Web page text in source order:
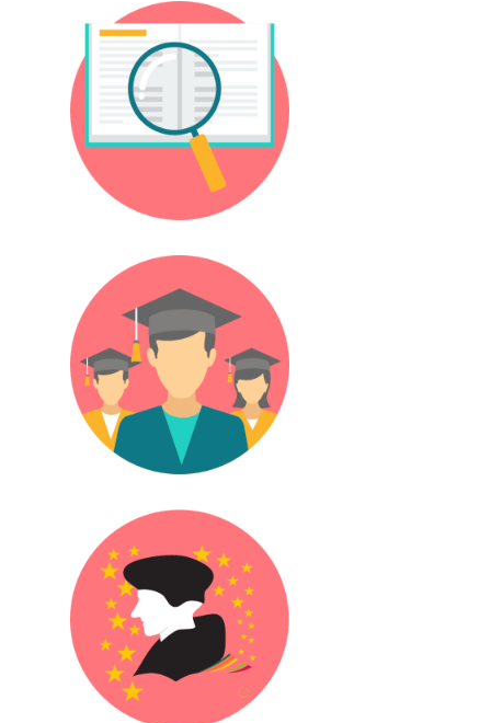
Programlar
Öğrenciler
Erasmus